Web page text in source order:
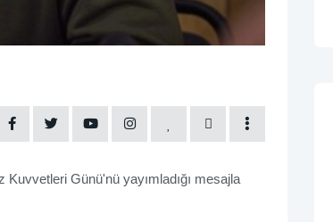
Günü'nü yayımladığı mesajla